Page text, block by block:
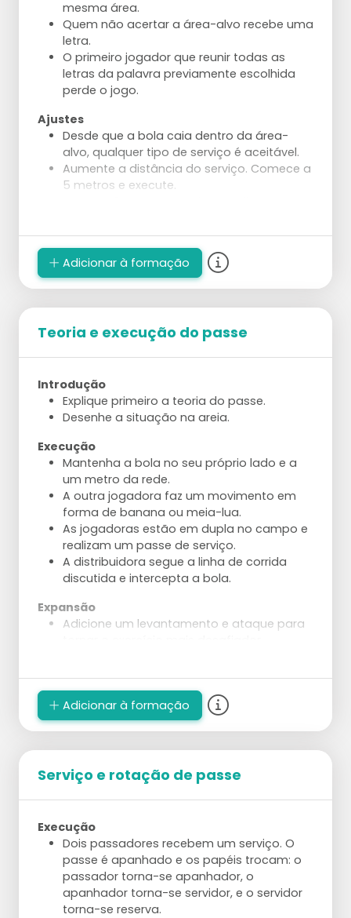
mesma área.
Quem não acertar a área-alvo recebe uma
letra.
O primeiro jogador que reunir todas as
letras da palavra previamente escolhida
perde o jogo.
Ajustes
Desde que a bola caia dentro da área-
alvo, qualquer tipo de serviço é aceitável.
Aumente a distância do serviço. Comece a
5 metros e execute.
Se o primeiro jogador acertar a área-alvo
com um serviço em salto, os jogadores
seguintes também devem acertar a área
com um serviço em salto.
Adicionar à formação
Teoria e execução do passe
Introdução
Explique primeiro a teoria do passe.
Desenhe a situação na areia.
Execução
Mantenha a bola no seu próprio lado e a
um metro da rede.
A outra jogadora faz um movimento em
forma de banana ou meia-lua.
As jogadoras estão em dupla no campo e
realizam um passe de serviço.
A distribuidora segue a linha de corrida
discutida e intercepta a bola.
Expansão
Adicione um levantamento e ataque para
Adicionar à formação
Serviço e rotação de passe
Execução
Dois passadores recebem um serviço. O
passe é apanhado e os papéis trocam: o
passador torna-se apanhador, o
apanhador torna-se servidor, e o servidor
torna-se reserva.